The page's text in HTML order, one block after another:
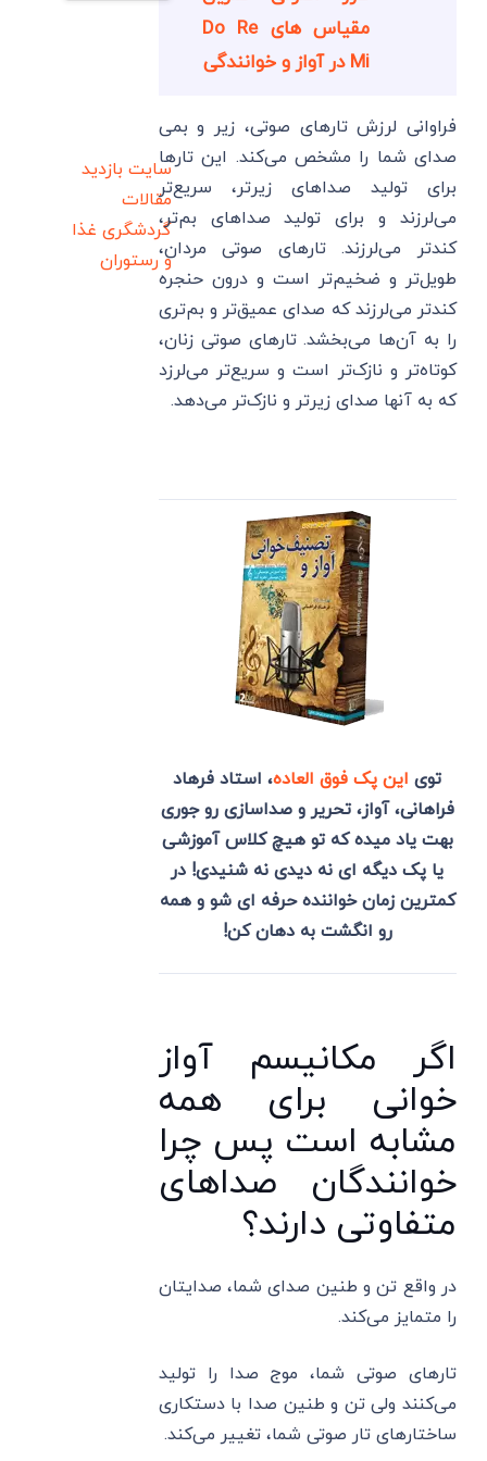
مقیاس های Do Re
Mi در آواز و خوانندگی
فراوانی لرزش تارهای صوتی، زیر و بمی
صدای شما را مشخص می‌کند. این تارها
برای تولید صداهای زیرتر، سریع‌تر
می‌لرزند و برای تولید صداهای بم‌تر،
کندتر می‌لرزند. تارهای صوتی مردان،
طویل‌تر و ضخیم‌تر است و درون حنجره
کندتر می‌لرزند که صدای عمیق‌تر و بم‌تری
را به آن‌ها می‌بخشد. تارهای صوتی زنان،
کوتاه‌تر و نازک‌تر است و سریع‌تر می‌لرزد
که به آنها صدای زیرتر و نازک‌تر می‌دهد.
توی این پک فوق العاده، استاد فرهاد
فراهانی، آواز، تحریر و صداسازی رو جوری
بهت یاد میده که تو هیچ کلاس آموزشی
یا پک دیگه ای نه دیدی نه شنیدی! در
کمترین زمان خواننده حرفه ای شو و همه
رو انگشت به دهان کن!
اگر مکانیسم آواز
خوانی برای همه
مشابه است پس چرا
خوانندگان صداهای
متفاوتی دارند؟
در واقع تن و طنین صدای شما، صدایتان
را متمایز می‌کند.
تارهای صوتی شما، موج صدا را تولید
می‌کنند ولی تن و طنین صدا با دستکاری
ساختارهای تار صوتی شما، تغییر می‌کند.
سایت بازدید
مقالات
گردشگری غذا
و رستوران